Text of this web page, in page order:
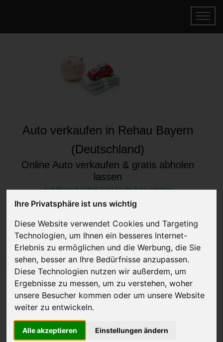
Ihre Privatsphäre ist uns wichtig
Diese Website verwendet Cookies und Targeting
Technologien, um Ihnen ein besseres Internet-
Erlebnis zu ermöglichen und die Werbung, die Sie
sehen, besser an Ihre Bedürfnisse anzupassen.
Diese Technologien nutzen wir außerdem, um
Ergebnisse zu messen, um zu verstehen, woher
unsere Besucher kommen oder um unsere Website
weiter zu entwickeln.
Alle akzeptieren Einstellungen ändern
Auto verkaufen in Rehau Bayern
(Deutschland)
Online Auto verkaufen & gratis abholen
lassen
Auf Wunsch sofort Geld für Ihr Auto erhalten
JETZT KOSTENLOSE BEWERTUNG
Kostenloses Angebotfür den Ankauf Ihres Autos inklusive der
Abholung, auf Wunsch sofort Geld. Ihre Daten werden nicht mit Dritten
Wir garantieren 100% Sicherheit.